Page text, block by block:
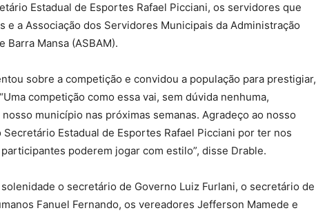
Estadual de Esportes Rafael Picciani, os servidores que
e a Associação dos Servidores Municipais da Administração
Barra Mansa (ASBAM).
sobre a competição e convidou a população para prestigiar,
competição como essa vai, sem dúvida nenhuma,
município nas próximas semanas. Agradeço ao nosso
Estadual de Esportes Rafael Picciani por ter nos
poderem jogar com estilo”, disse Drable.
o secretário de Governo Luiz Furlani, o secretário de
Fanuel Fernando, os vereadores Jefferson Mamede e